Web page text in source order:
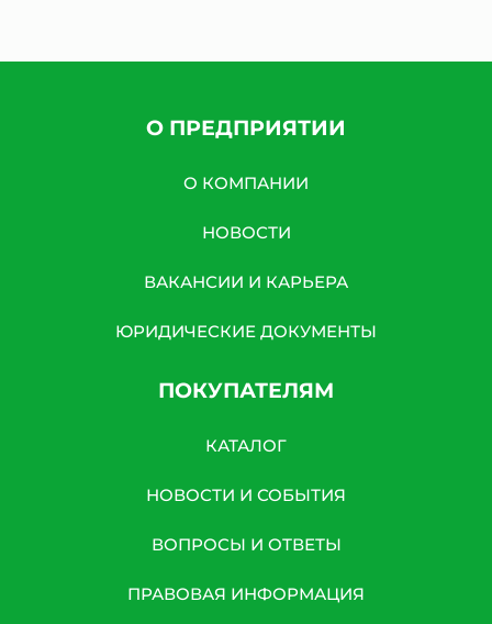
О ПРЕДПРИЯТИИ
О КОМПАНИИ
НОВОСТИ
ВАКАНСИИ И КАРЬЕРА
ЮРИДИЧЕСКИЕ ДОКУМЕНТЫ
ПОКУПАТЕЛЯМ
КАТАЛОГ
НОВОСТИ И СОБЫТИЯ
ВОПРОСЫ И ОТВЕТЫ
ПРАВОВАЯ ИНФОРМАЦИЯ